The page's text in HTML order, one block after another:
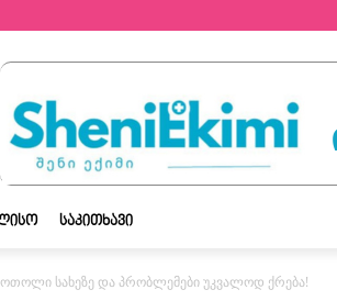
ᲡᲐᲙᲘᲗᲮᲐᲕᲘ
სახეზე და პრობლემები უკვალოდ ქრება!